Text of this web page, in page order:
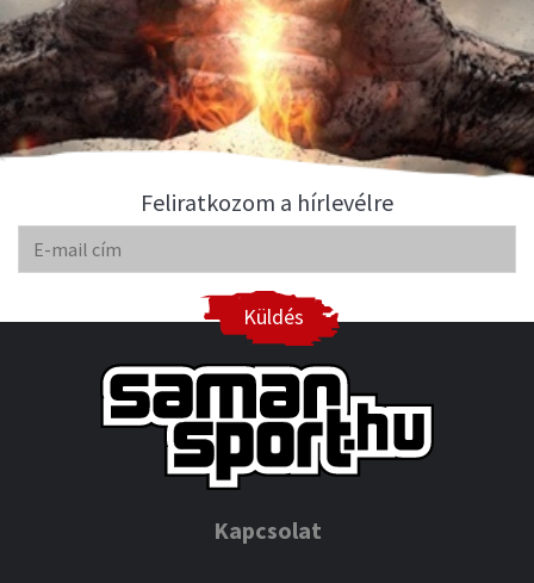
Feliratkozom a hírlevélre
Küldés
Kapcsolat